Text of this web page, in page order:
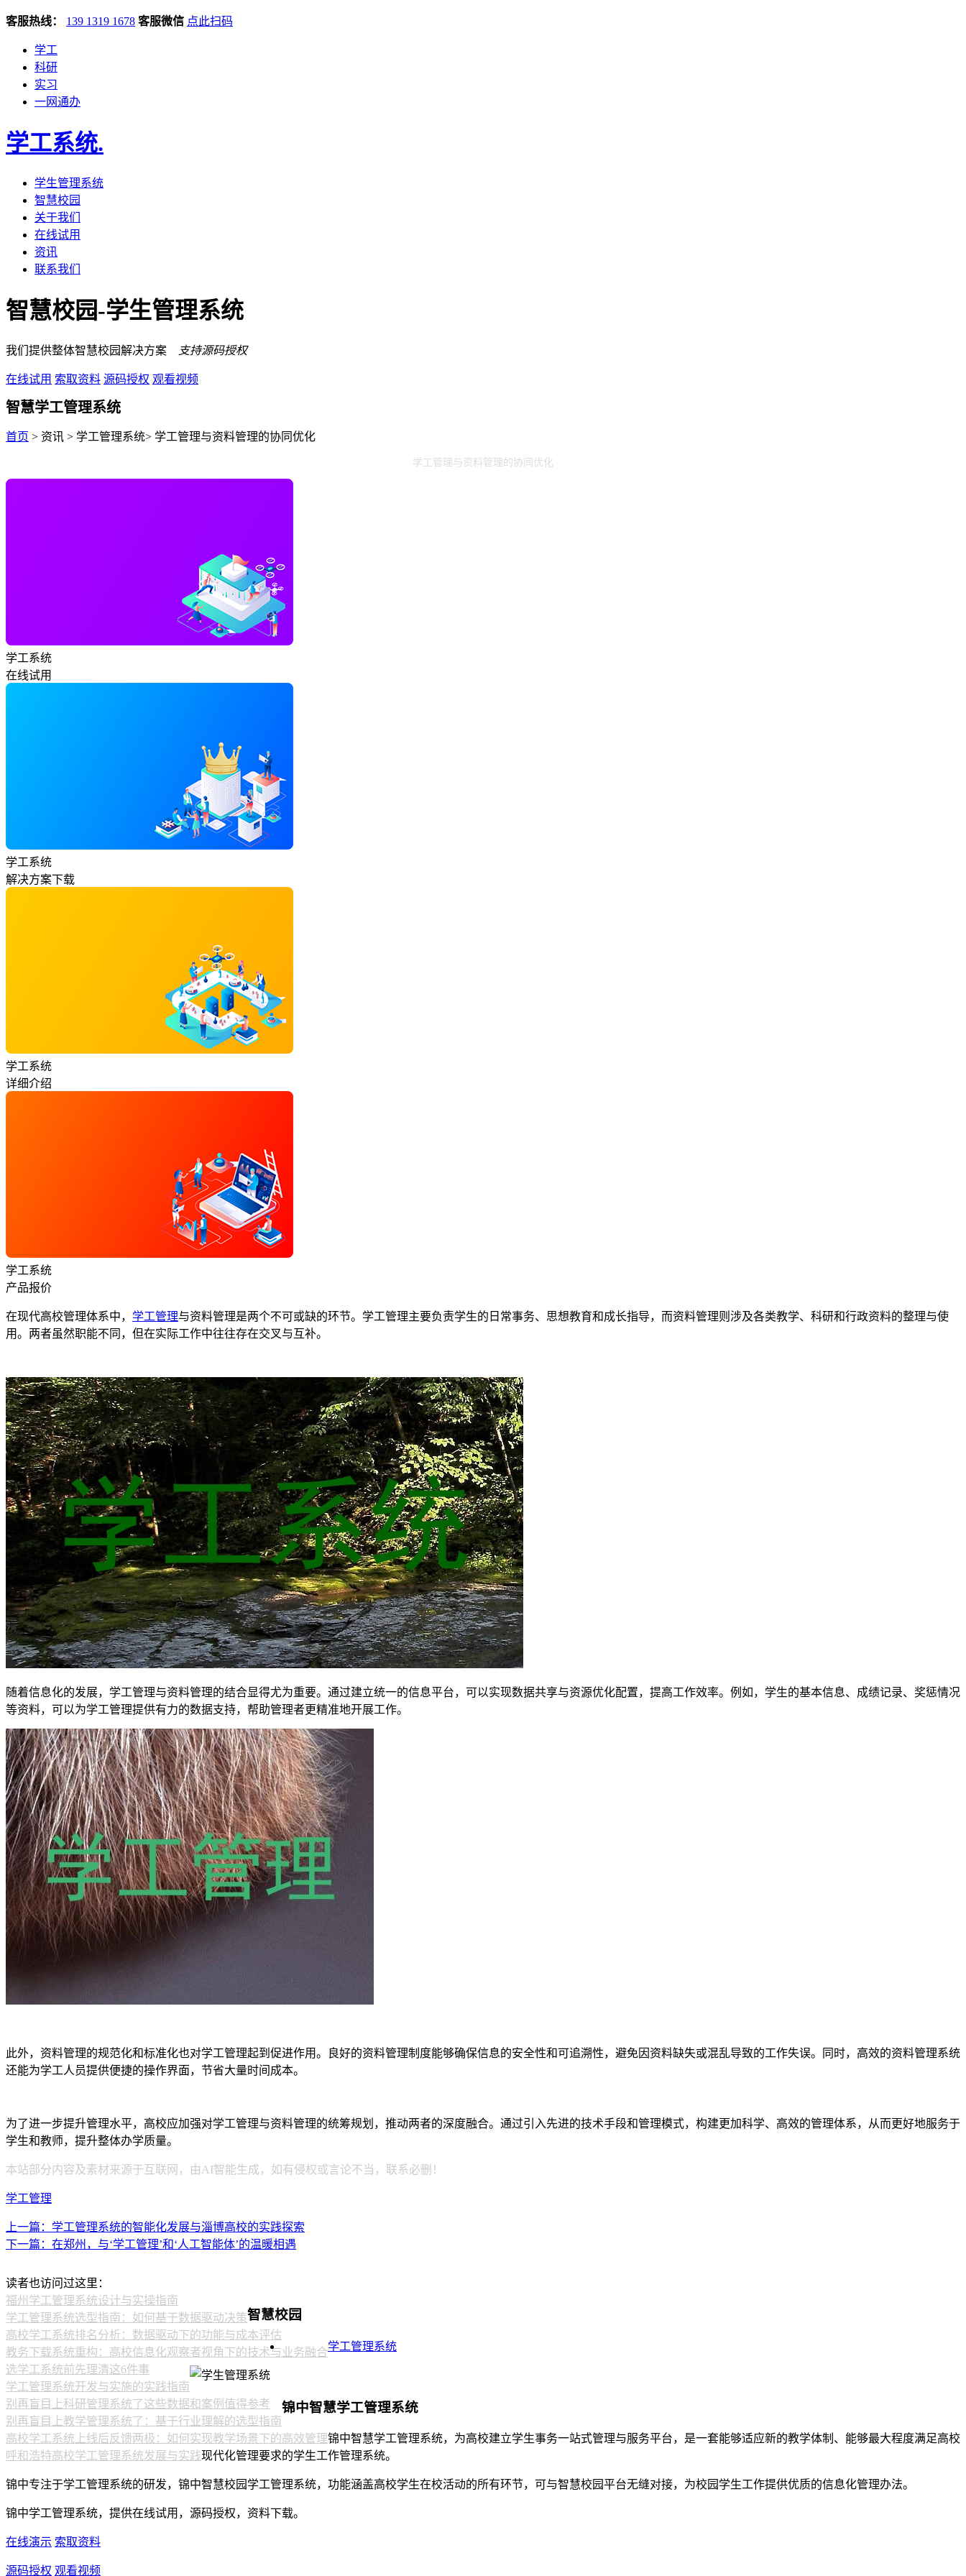
客服热线： 139 1319 1678 客服微信 点此扫码
学工
科研
实习
一网通办
学工系统.
学生管理系统
智慧校园
关于我们
在线试用
资讯
联系我们
智慧校园-学生管理系统
我们提供整体智慧校园解决方案 支持源码授权
在线试用 索取资料 源码授权 观看视频
智慧学工管理系统
首页 > 资讯 > 学工管理系统> 学工管理与资料管理的协同优化
学工管理与资料管理的协同优化
学工系统
在线试用
学工系统
解决方案下载
学工系统
详细介绍
学工系统
产品报价
在现代高校管理体系中， 学工管理与资料管理是两个不可或缺的环节。学工管理主要负责学生的日常事务、思想教育和成长指导，而资料管理则涉及各类教学、科研和行政资料的整理与使
用。两者虽然职能不同，但在实际工作中往往存在交叉与互补。
随着信息化的发展，学工管理与资料管理的结合显得尤为重要。通过建立统一的信息平台，可以实现数据共享与资源优化配置，提高工作效率。例如，学生的基本信息、成绩记录、奖惩情况
等资料，可以为学工管理提供有力的数据支持，帮助管理者更精准地开展工作。
此外，资料管理的规范化和标准化也对学工管理起到促进作用。良好的资料管理制度能够确保信息的安全性和可追溯性，避免因资料缺失或混乱导致的工作失误。同时，高效的资料管理系统
还能为学工人员提供便捷的操作界面，节省大量时间成本。
为了进一步提升管理水平，高校应加强对学工管理与资料管理的统筹规划，推动两者的深度融合。通过引入先进的技术手段和管理模式，构建更加科学、高效的管理体系，从而更好地服务于
学生和教师，提升整体办学质量。
本站部分内容及素材来源于互联网，由AI智能生成，如有侵权或言论不当，联系必删！
学工管理
上一篇：学工管理系统的智能化发展与淄博高校的实践探索
下一篇：在郑州，与‘学工管理’和‘人工智能体’的温暖相遇
读者也访问过这里：
福州学工管理系统设计与实操指南
学工管理系统选型指南：如何基于数据驱动决策
高校学工系统排名分析：数据驱动下的功能与成本评估
教务下载系统重构：高校信息化观察者视角下的技术与业务融合
选学工系统前先理清这6件事
学工管理系统开发与实施的实践指南
别再盲目上科研管理系统了这些数据和案例值得参考
别再盲目上教学管理系统了：基于行业理解的选型指南
高校学工系统上线后反馈两极：如何实现教学场景下的高效管理
呼和浩特高校学工管理系统发展与实践
智慧校园
学工管理系统
锦中智慧学工管理系统
锦中智慧学工管理系统，为高校建立学生事务一站式管理与服务平台，是一套能够适应新的教学体制、能够最大程度满足高校
现代化管理要求的学生工作管理系统。
锦中专注于学工管理系统的研发，锦中智慧校园学工管理系统，功能涵盖高校学生在校活动的所有环节，可与智慧校园平台无缝对接，为校园学生工作提供优质的信息化管理办法。
锦中学工管理系统，提供在线试用，源码授权，资料下载。
在线演示 索取资料
源码授权 观看视频